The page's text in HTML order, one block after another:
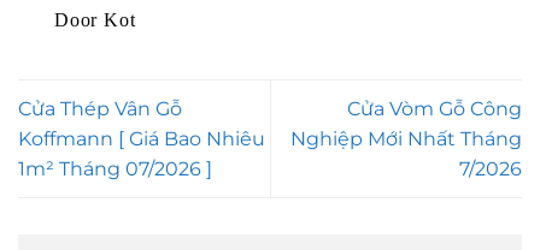
Door Kot
Cửa Thép Vân Gỗ
Koffmann [ Giá Bao Nhiêu
1m² Tháng 07/2026 ]
Cửa Vòm Gỗ Công
Nghiệp Mới Nhất Tháng
7/2026